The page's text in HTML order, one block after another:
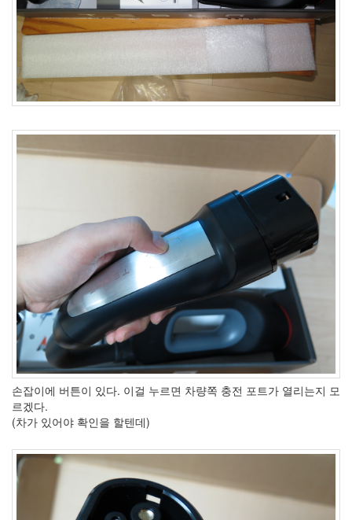
손잡이에 버튼이 있다. 이걸 누르면 차량쪽 충전 포트가 열리는지 모
르겠다.
(차가 있어야 확인을 할텐데)